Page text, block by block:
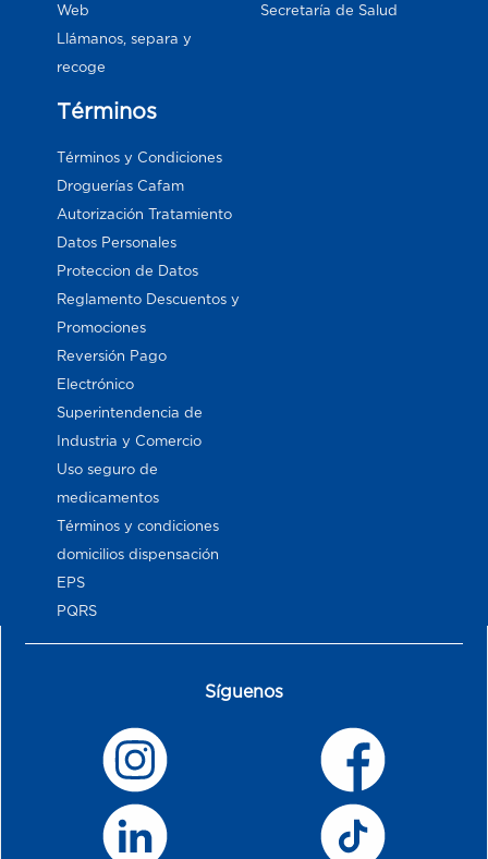
Web
Llámanos, separa y
recoge
Secretaría de Salud
Términos
Términos y Condiciones
Droguerías Cafam
Autorización Tratamiento
Datos Personales
Proteccion de Datos
Reglamento Descuentos y
Promociones
Reversión Pago
Electrónico
Superintendencia de
Industria y Comercio
Uso seguro de
medicamentos
Términos y condiciones
domicilios dispensación
EPS
PQRS
Síguenos